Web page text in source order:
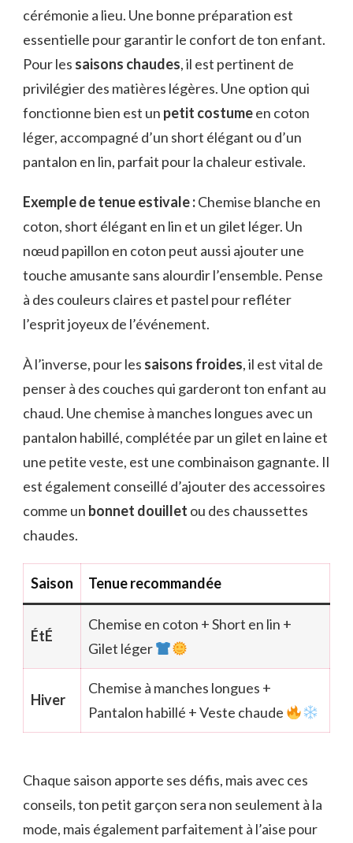
cérémonie a lieu. Une bonne préparation est
essentielle pour garantir le confort de ton enfant.
Pour les saisons chaudes, il est pertinent de
privilégier des matières légères. Une option qui
fonctionne bien est un petit costumeen coton
léger, accompagné d’un short élégant ou d’un
pantalon en lin, parfait pour la chaleur estivale.
Exemple de tenue estivale :Chemise blanche en
coton, short élégant en lin et un gilet léger. Un
nœud papillon en coton peut aussi ajouter une
touche amusante sans alourdir l’ensemble. Pense
à des couleurs claires et pastel pour refléter
l’esprit joyeux de l’événement.
À l’inverse, pour les saisons froides, il est vital de
penser à des couches qui garderont ton enfant au
chaud. Une chemise à manches longues avec un
pantalon habillé, complétée par un gilet en laine et
une petite veste, est une combinaison gagnante. Il
est également conseillé d’ajouter des accessoires
comme un bonnet douillet ou des chaussettes
chaudes.
Saison Tenue recommandée
ÉtÉ
Chemise en coton + Short en lin +
Gilet léger
Hiver
Chemise à manches longues +
Pantalon habillé + Veste chaude
Chaque saison apporte ses défis, mais avec ces
conseils, ton petit garçon sera non seulement à la
mode, mais également parfaitement à l’aise pour